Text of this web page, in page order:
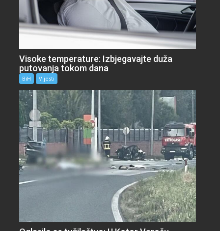
Visoke temperature: Izbjegavajte duža
putovanja tokom dana
BiH Vijesti